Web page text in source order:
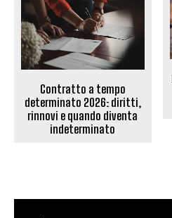
Contratto a tempo
determinato 2026: diritti,
rinnovi e quando diventa
indeterminato